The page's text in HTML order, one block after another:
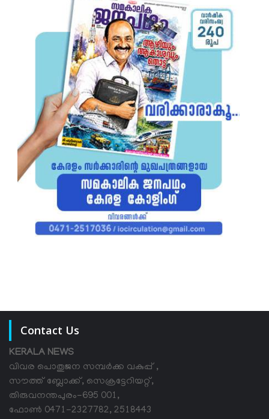
Contact Us
KERALA NEWS
വിവര പൊതുജന സമ്പര്‍ക്ക വകുപ്പ് ,
സൗത്ത് ബ്ലോക്ക്, സെക്രട്ടേറിയറ്റ്,
തിരുവനന്തപുരം-695 001,
ഫോൺ 0471-2327782, 2518443